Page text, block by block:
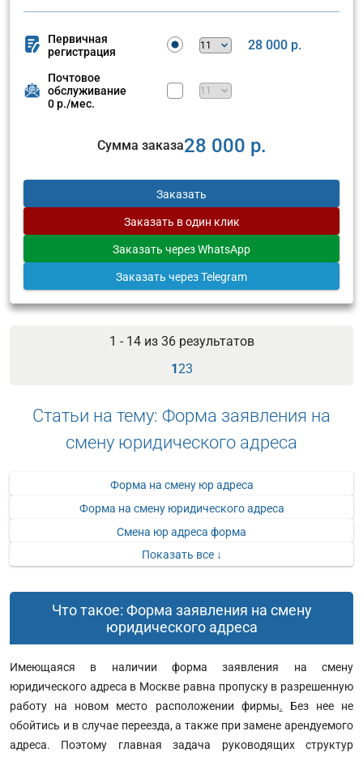
Первичная
регистрация
28 000 р.
Почтовое
обслуживание
0 р./мес.
Сумма заказа28 000 р.
Заказать
Заказать в один клик
Заказать через WhatsApp
Заказать через Telegram
1 - 14 из 36результатов
123
Статьи на тему: Форма заявления на
смену юридического адреса
Форма на смену юр адреса
Форма на смену юридического адреса
Смена юр адреса форма
Показать все ↓
Что такое: Форма заявления на смену
юридического адреса
Имеющаяся в наличии форма заявления на смену
юридического адреса в Москве равна пропуску в разрешенную
работу на новом место расположении фирмы. Без нее не
обойтись и в случае переезда, а также при замене арендуемого
адреса. Поэтому главная задача руководящих структур